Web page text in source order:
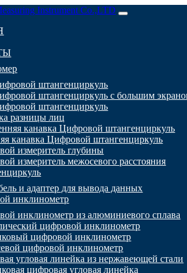
штангенциркуль
штангенциркуль с большим
штангенциркуль
разницы лиц
канавка Цифровой штангенциркуль
канавка Цифровой штангенциркуль
измеритель глубины
измеритель межосевого расстояния
и адаптер для вывода данных
инклинометр
инклинометр из алюминиевого сплава
цифровой инклинометр
цифровой инклинометр
цифровой инклинометр
угловая линейка из нержавеющей стали
цифровая угловая линейка